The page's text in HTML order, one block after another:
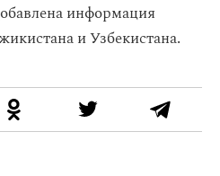
информация
и Узбекистана.